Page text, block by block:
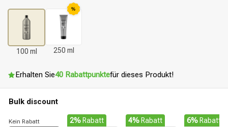
100 ml
%
250 ml
Erhalten Sie40 Rabattpunktefür dieses Produkt!
Bulk discount
Kein Rabatt 2% Rabatt 4% Rabatt 6% Rabatt